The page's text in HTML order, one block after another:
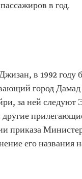
в год.
в 1992 году
город
за ней следуют
приказа
его названия